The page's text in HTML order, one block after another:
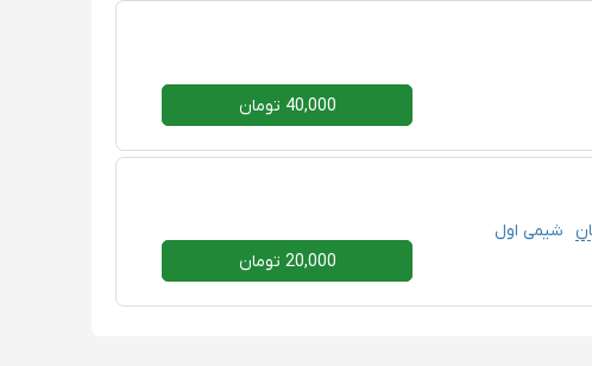
40,000 تومان
شیمی اول
20,000 تومان